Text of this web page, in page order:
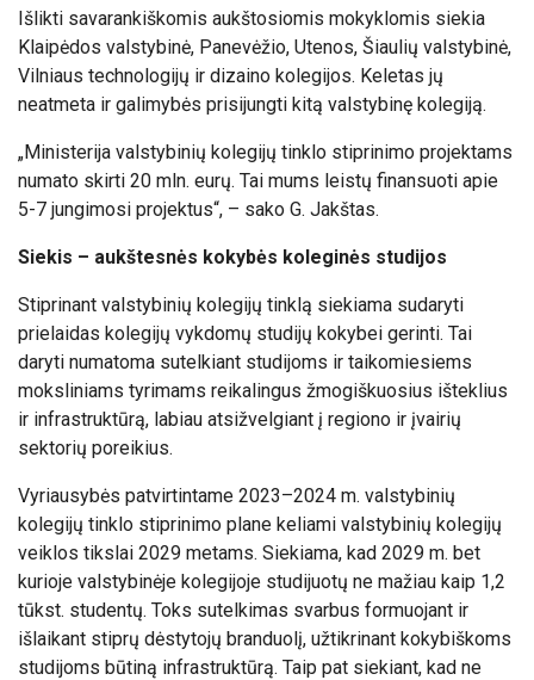
Išlikti savarankiškomis aukštosiomis mokyklomis siekia
Klaipėdos valstybinė, Panevėžio, Utenos, Šiaulių valstybinė,
Vilniaus technologijų ir dizaino kolegijos. Keletas jų
neatmeta ir galimybės prisijungti kitą valstybinę kolegiją.
„Ministerija valstybinių kolegijų tinklo stiprinimo projektams
numato skirti 20 mln. eurų. Tai mums leistų finansuoti apie
5-7 jungimosi projektus“, – sako G. Jakštas.
Siekis – aukštesnės kokybės koleginės studijos
Stiprinant valstybinių kolegijų tinklą siekiama sudaryti
prielaidas kolegijų vykdomų studijų kokybei gerinti. Tai
daryti numatoma sutelkiant studijoms ir taikomiesiems
moksliniams tyrimams reikalingus žmogiškuosius išteklius
ir infrastruktūrą, labiau atsižvelgiant į regiono ir įvairių
sektorių poreikius.
Vyriausybės patvirtintame 2023–2024 m. valstybinių
kolegijų tinklo stiprinimo plane keliami valstybinių kolegijų
veiklos tikslai 2029 metams. Siekiama, kad 2029 m. bet
kurioje valstybinėje kolegijoje studijuotų ne mažiau kaip 1,2
tūkst. studentų. Toks sutelkimas svarbus formuojant ir
išlaikant stiprų dėstytojų branduolį, užtikrinant kokybiškoms
studijoms būtiną infrastruktūrą. Taip pat siekiant, kad ne